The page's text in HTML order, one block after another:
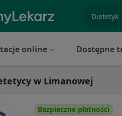
online Dostępne
w Limanowej
Bezpieczne płatności